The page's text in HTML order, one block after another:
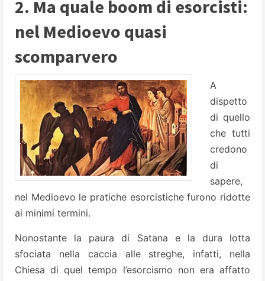
2. Ma quale boom di esorcisti:
nel Medioevo quasi
scomparvero
A
dispetto
di quello
che tutti
credono
di
sapere,
nel Medioevo le pratiche esorcistiche furono ridotte
ai minimi termini.
Nonostante la paura di Satana e la dura lotta
sfociata nella caccia alle streghe, infatti, nella
Chiesa di quel tempo l’esorcismo non era affatto